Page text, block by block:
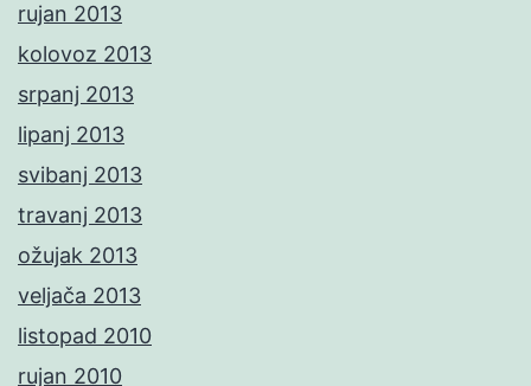
rujan 2013
kolovoz 2013
srpanj 2013
lipanj 2013
svibanj 2013
travanj 2013
ožujak 2013
veljača 2013
listopad 2010
rujan 2010